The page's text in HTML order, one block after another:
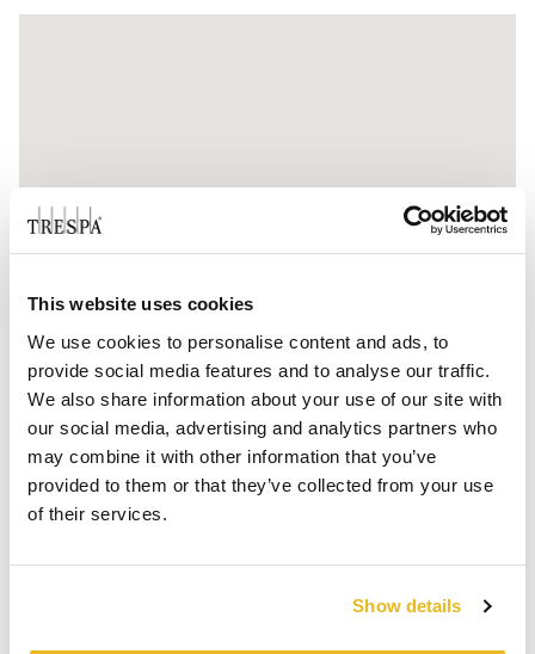
This website uses cookies
We use cookies to personalise content and ads, to
provide social media features and to analyse our traffic.
We also share information about your use of our site with
our social media, advertising and analytics partners who
may combine it with other information that you’ve
provided to them or that they’ve collected from your use
of their services.
Show details